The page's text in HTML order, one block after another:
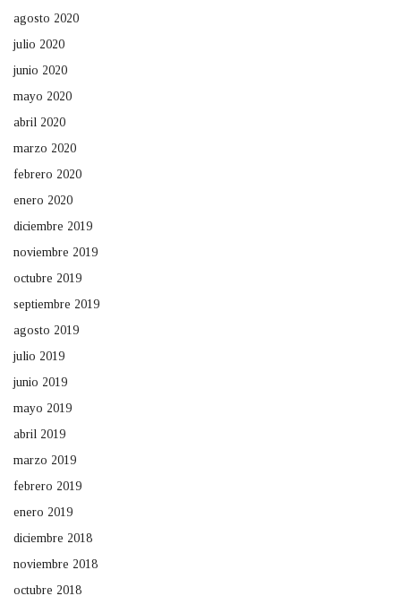
agosto 2020
julio 2020
junio 2020
mayo 2020
abril 2020
marzo 2020
febrero 2020
enero 2020
diciembre 2019
noviembre 2019
octubre 2019
septiembre 2019
agosto 2019
julio 2019
junio 2019
mayo 2019
abril 2019
marzo 2019
febrero 2019
enero 2019
diciembre 2018
noviembre 2018
octubre 2018